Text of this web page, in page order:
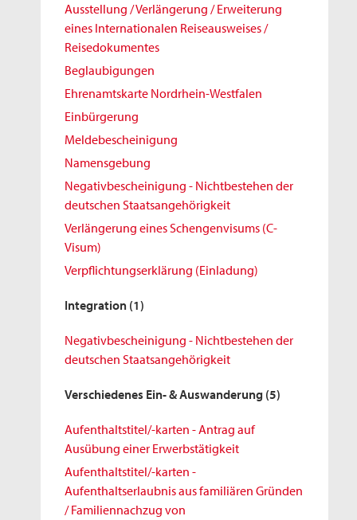
Ausstellung / Verlängerung / Erweiterung
eines Internationalen Reiseausweises /
Reisedokumentes
Beglaubigungen
Ehrenamtskarte Nordrhein-Westfalen
Einbürgerung
Meldebescheinigung
Namensgebung
Negativbescheinigung - Nichtbestehen der
deutschen Staatsangehörigkeit
Verlängerung eines Schengenvisums (C-
Visum)
Verpflichtungserklärung (Einladung)
Integration (1)
Negativbescheinigung - Nichtbestehen der
deutschen Staatsangehörigkeit
Verschiedenes Ein- & Auswanderung (5)
Aufenthaltstitel/-karten - Antrag auf
Ausübung einer Erwerbstätigkeit
Aufenthaltstitel/-karten -
Aufenthaltserlaubnis aus familiären Gründen
/ Familiennachzug von